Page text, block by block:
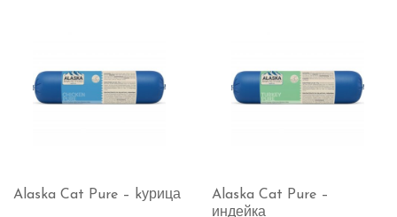
Alaska Cat Pure – kурица
Alaska Cat Pure –
индейка